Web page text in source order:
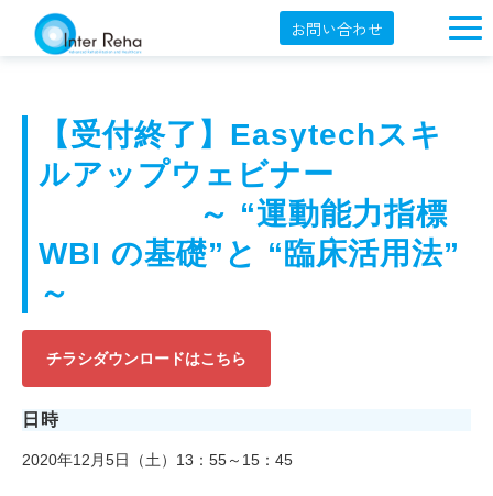
お問い合わせ
製品一覧
展示会・学会
セミナー情報
導入事例
オンラインショップ
English
【受付終了】Easytechスキ
ルアップウェビナー
～ “運動能力指標
WBI の基礎”と “臨床活用法”
～
チラシダウンロードはこちら
日時
2020年12月5日（土）13：55～15：45